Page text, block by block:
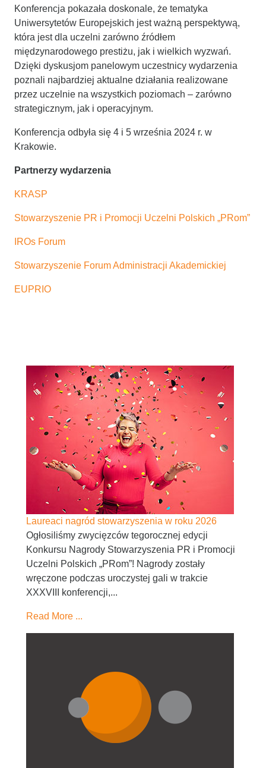
Konferencja pokazała doskonale, że tematyka
Uniwersytetów Europejskich jest ważną perspektywą,
która jest dla uczelni zarówno źródłem
międzynarodowego prestiżu, jak i wielkich wyzwań.
Dzięki dyskusjom panelowym uczestnicy wydarzenia
poznali najbardziej aktualne działania realizowane
przez uczelnie na wszystkich poziomach – zarówno
strategicznym, jak i operacyjnym.
Konferencja odbyła się 4 i 5 września 2024 r. w
Krakowie.
Partnerzy wydarzenia
KRASP
Stowarzyszenie PR i Promocji Uczelni Polskich „PRom”
IROs Forum
Stowarzyszenie Forum Administracji Akademickiej
EUPRIO
Laureaci nagród stowarzyszenia w roku 2026
Ogłosiliśmy zwycięzców tegorocznej edycji
Konkursu Nagrody Stowarzyszenia PR i Promocji
Uczelni Polskich „PRom”! Nagrody zostały
wręczone podczas uroczystej gali w trakcie
XXXVIII konferencji,...
Read More ...